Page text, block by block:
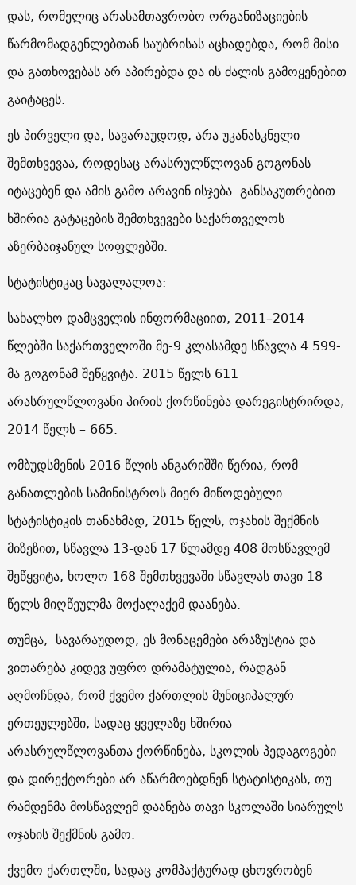
დას, რომელიც არასამთავრობო ორგანიზაციების
წარმომადგენლებთან საუბრისას აცხადებდა, რომ მისი
და გათხოვებას არ აპირებდა და ის ძალის გამოყენებით
გაიტაცეს.
ეს პირველი და, სავარაუდოდ, არა უკანასკნელი
შემთხვევაა, როდესაც არასრულწლოვან გოგონას
იტაცებენ და ამის გამო არავინ ისჯება. განსაკუთრებით
ხშირია გატაცების შემთხვევები საქართველოს
აზერბაიჯანულ სოფლებში.
სტატისტიკაც სავალალოა:
სახალხო დამცველის ინფორმაციით, 2011–2014
წლებში საქართველოში მე-9 კლასამდე სწავლა 4 599-
მა გოგონამ შეწყვიტა. 2015 წელს 611
არასრულწლოვანი პირის ქორწინება დარეგისტრირდა,
2014 წელს – 665.
ომბუდსმენის 2016 წლის ანგარიშში წერია, რომ
განათლების სამინისტროს მიერ მიწოდებული
სტატისტიკის თანახმად, 2015 წელს, ოჯახის შექმნის
მიზეზით, სწავლა 13-დან 17 წლამდე 408 მოსწავლემ
შეწყვიტა, ხოლო 168 შემთხვევაში სწავლას თავი 18
წელს მიღწეულმა მოქალაქემ დაანება.
თუმცა, სავარაუდოდ, ეს მონაცემები არაზუსტია და
ვითარება კიდევ უფრო დრამატულია, რადგან
აღმოჩნდა, რომ ქვემო ქართლის მუნიციპალურ
ერთეულებში, სადაც ყველაზე ხშირია
არასრულწლოვანთა ქორწინება, სკოლის პედაგოგები
და დირექტორები არ აწარმოებდნენ სტატისტიკას, თუ
რამდენმა მოსწავლემ დაანება თავი სკოლაში სიარულს
ოჯახის შექმნის გამო.
ქვემო ქართლში, სადაც კომპაქტურად ცხოვრობენ